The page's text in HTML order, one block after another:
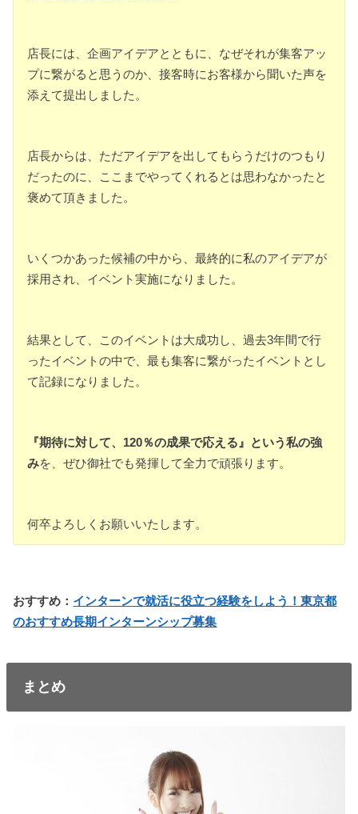
店長には、企画アイデアとともに、なぜそれが集客アッ
プに繋がると思うのか、接客時にお客様から聞いた声を
添えて提出しました。
店長からは、ただアイデアを出してもらうだけのつもり
だったのに、ここまでやってくれるとは思わなかったと
褒めて頂きました。
いくつかあった候補の中から、最終的に私のアイデアが
採用され、イベント実施になりました。
結果として、このイベントは大成功し、過去3年間で行
ったイベントの中で、最も集客に繋がったイベントとし
て記録になりました。
『期待に対して、120％の成果で応える』という私の強
みを、ぜひ御社でも発揮して全力で頑張ります。
何卒よろしくお願いいたします。
おすすめ： インターンで就活に役立つ経験をしよう！東京都
のおすすめ長期インターンシップ募集
まとめ